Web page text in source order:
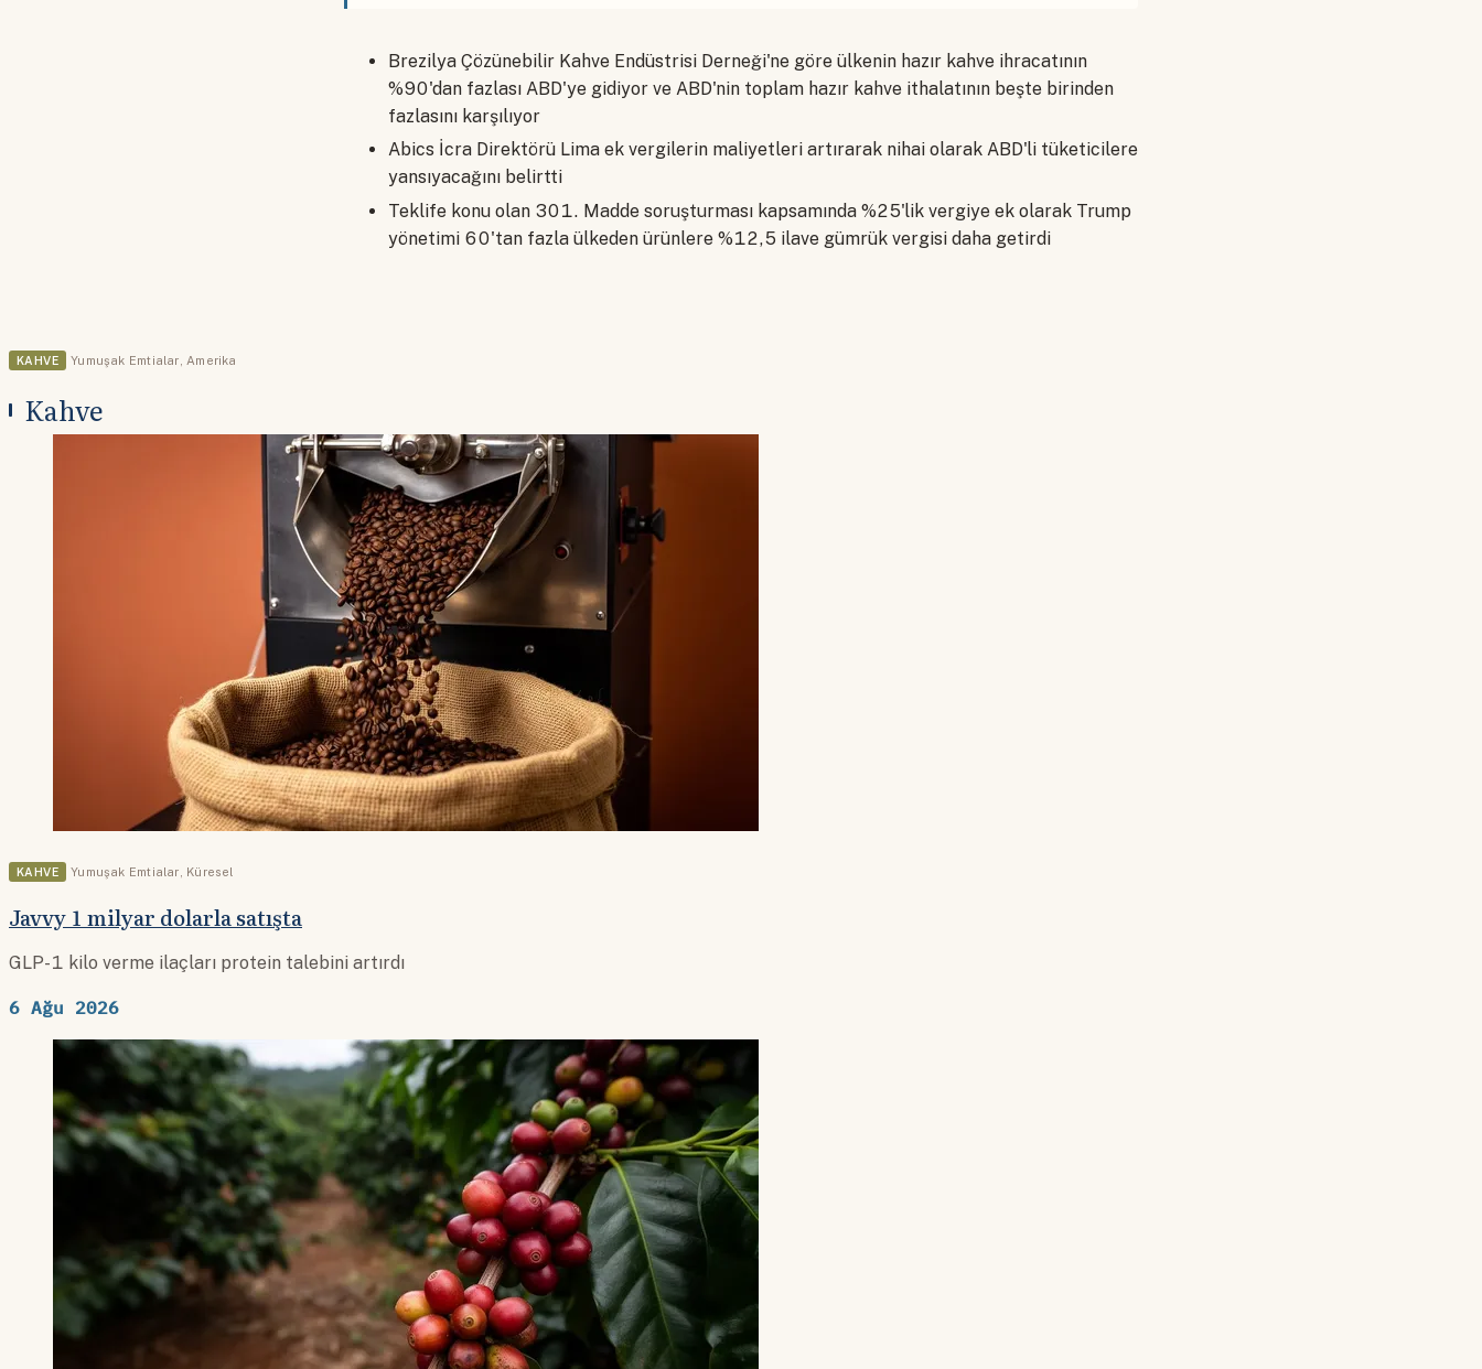
Brezilya Çözünebilir Kahve Endüstrisi Derneği'ne göre ülkenin hazır kahve ihracatının
%90'dan fazlası ABD'ye gidiyor ve ABD'nin toplam hazır kahve ithalatının beşte birinden
fazlasını karşılıyor
Abics İcra Direktörü Lima ek vergilerin maliyetleri artırarak nihai olarak ABD'li tüketicilere
yansıyacağını belirtti
Teklife konu olan 301. Madde soruşturması kapsamında %25'lik vergiye ek olarak Trump
yönetimi 60'tan fazla ülkeden ürünlere %12,5 ilave gümrük vergisi daha getirdi
KAHVE Yumuşak Emtialar Amerika
Kahve
KAHVE Yumuşak Emtialar Küresel
Javvy 1 milyar dolarla satışta
GLP-1 kilo verme ilaçları protein talebini artırdı
6 Ağu 2026